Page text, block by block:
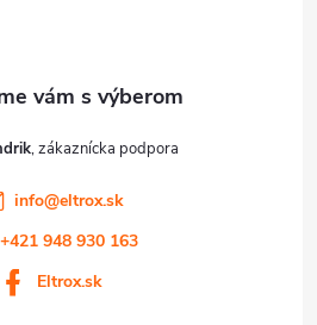
info@eltrox.sk
+421 948 930 163
Eltrox.sk